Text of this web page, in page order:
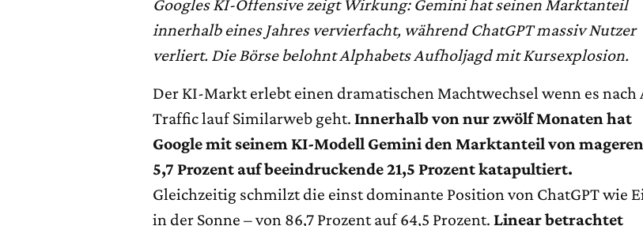
Googles KI-Offensive zeigt Wirkung: Gemini hat seinen Marktanteil
innerhalb eines Jahres vervierfacht, während ChatGPT massiv Nutzer
verliert. Die Börse belohnt Alphabets Aufholjagd mit Kursexplosion.
Der KI-Markt erlebt einen dramatischen Machtwechsel wenn es nach
Traffic lauf Similarweb geht.Innerhalb von nur zwölf Monaten hat
Google mit seinem KI-Modell Gemini den Marktanteil von mageren
5,7 Prozent auf beeindruckende 21,5 Prozent katapultiert.
Gleichzeitig schmilzt die einst dominante Position von ChatGPT wie
in der Sonne – von 86,7 Prozent auf 64,5 Prozent.Linear betrachtet